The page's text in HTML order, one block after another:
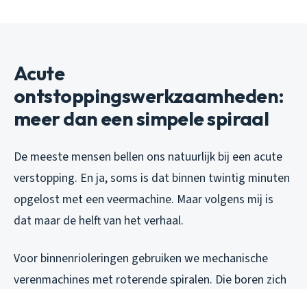
Acute
ontstoppingswerkzaamheden:
meer dan een simpele spiraal
De meeste mensen bellen ons natuurlijk bij een acute
verstopping. En ja, soms is dat binnen twintig minuten
opgelost met een veermachine. Maar volgens mij is
dat maar de helft van het verhaal.
Voor binnenrioleringen gebruiken we mechanische
verenmachines met roterende spiralen. Die boren zich